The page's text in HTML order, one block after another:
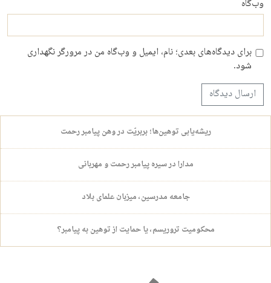
وب‌گاه
برای دیدگاه‌های بعدی؛ نام، ایمیل و وب‌گاه من در مرورگر نگهداری
شود.
ریشه‌یابی توهین‌ها؛ بربریّت در وهن پیامبر رحمت
مدارا در سیره پیامبر رحمت و مهربانی
جامعه مدرسین، میزبان علمای بلاد
محکومیت تروریسم، یا حمایت از توهین به پیامبر؟